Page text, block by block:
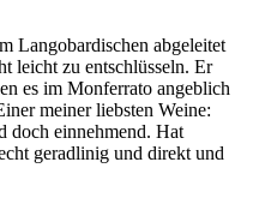
Langobardischen abgeleitet
leicht zu entschlüsseln. Er
es im Monferrato angeblich
meiner liebsten Weine:
doch einnehmend. Hat
geradlinig und direkt und